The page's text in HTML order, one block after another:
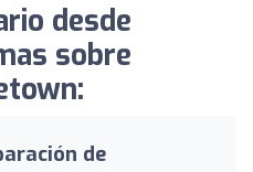
desde
sobre
de